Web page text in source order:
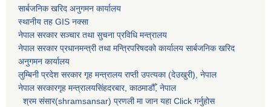
सार्बजनिक खरिद अनुगमन कार्यालय
स्थानीय तह GIS नक्सा
नेपाल सरकारसञ्चार तथा सुचना प्रविधि मन्त्रालय
नेपाल सरकार प्रधानमन्त्री तथा मन्त्रिपरिषदको कार्यालय सार्बजनिक खरिद
अनुगमन कार्यालय
लुम्बिनी प्रदेश सरकार गृह मन्त्रालय राप्ती उपत्यका (देउखुरी), नेपाल
नेपाल सरकारगृह मन्त्रालयसिंहदरबार, काठमाडौँ, नेपाल
श्रम संसार(shramsansar) प्रणली मा जान यहा Click गर्नुहोस